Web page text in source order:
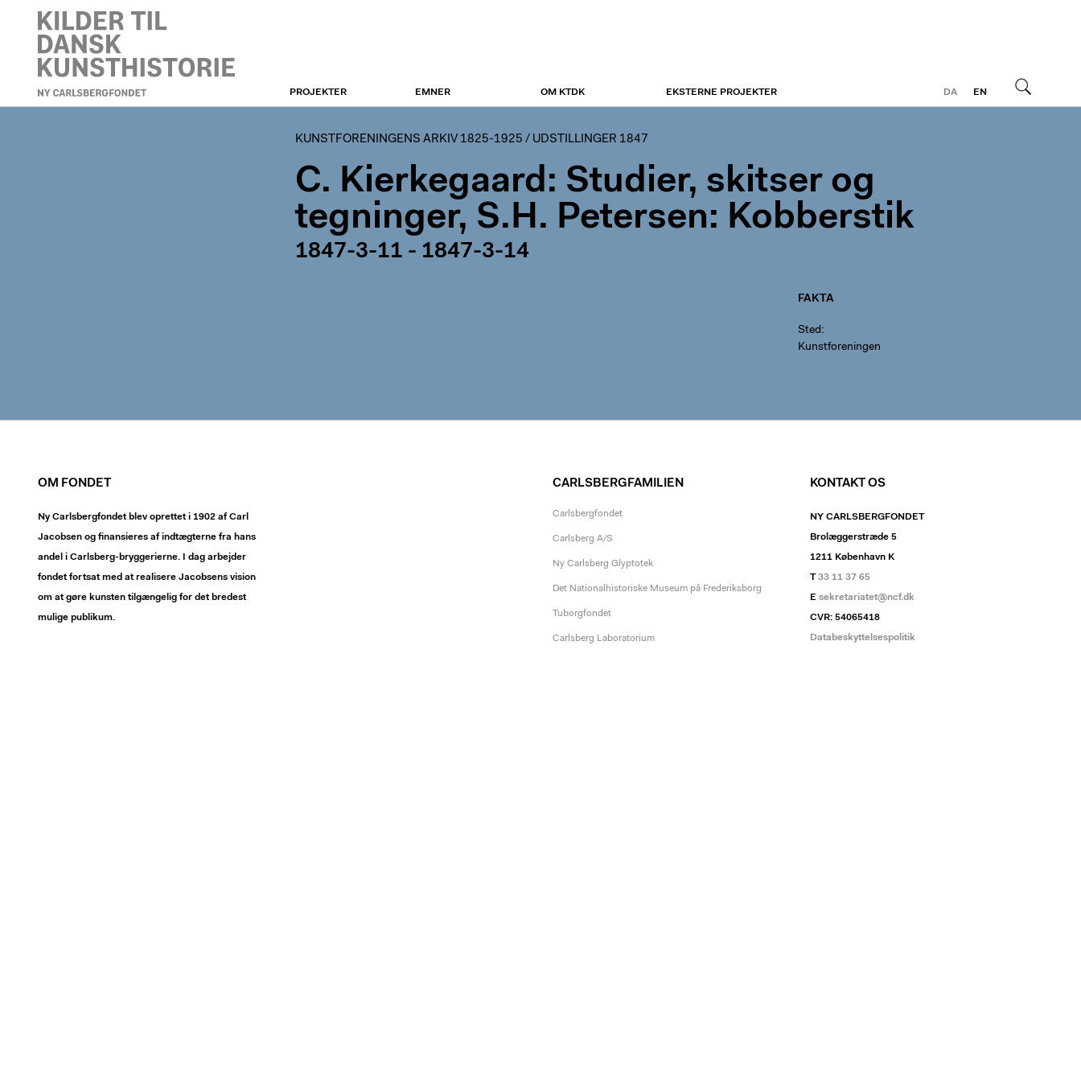
KUNSTFORENINGEN
DA
EN
PROJEKTER EMNER OM KTDK EKSTERNE PROJEKTER
KUNSTFORENINGENS ARKIV 1825-1925 / UDSTILLINGER 1847
C. Kierkegaard: Studier, skitser og
tegninger, S.H. Petersen: Kobberstik
1847-3-11 - 1847-3-14
FAKTA
Sted
Kunstforeningen
OM FONDET
Ny Carlsbergfondet blev oprettet i 1902 af Carl
Jacobsen og finansieres af indtægterne fra hans
andel i Carlsberg-bryggerierne. I dag arbejder
fondet fortsat med at realisere Jacobsens vision
om at gøre kunsten tilgængelig for det bredest
mulige publikum.
CARLSBERGFAMILIEN
Carlsbergfondet
Carlsberg A/S
Ny Carlsberg Glyptotek
Det Nationalhistoriske Museum på Frederiksborg
Tuborgfondet
Carlsberg Laboratorium
KONTAKT OS
NY CARLSBERGFONDET
Brolæggerstræde 5
1211 København K
T33 11 37 65
E sekretariatet@ncf.dk
CVR: 54065418
Databeskyttelsespolitik